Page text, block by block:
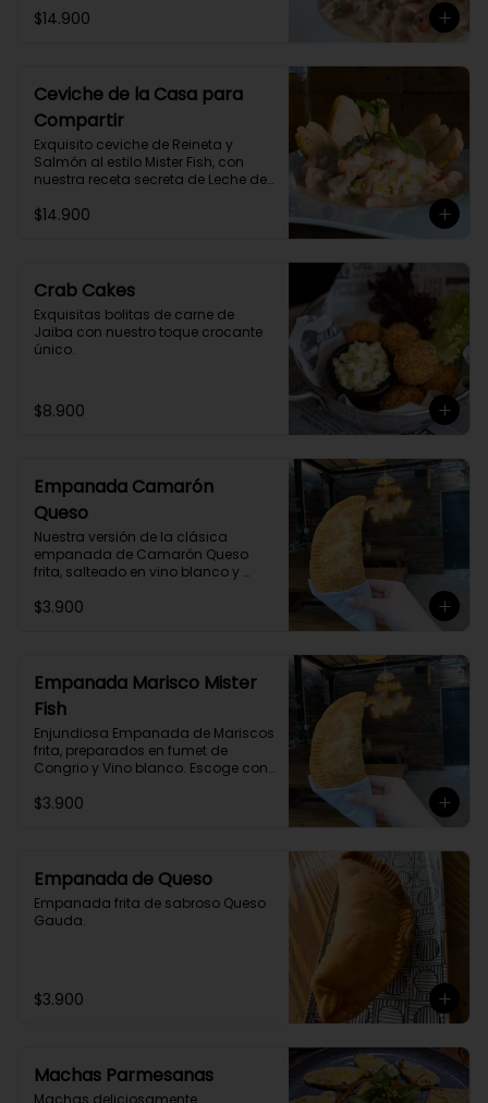
$14.900
Ceviche de la Casa para
Compartir
Exquisito ceviche de Reineta y
Salmón al estilo Mister Fish, con
nuestra receta secreta de Leche de
$14.900
Crab Cakes
Exquisitas bolitas de carne de
Jaiba con nuestro toque crocante
único.
$8.900
Empanada Camarón
Queso
Nuestra versión de la clásica
empanada de Camarón Queso
frita, salteado en vino blanco y
$3.900
Empanada Marisco Mister
Fish
Enjundiosa Empanada de Mariscos
frita, preparados en fumet de
Congrio y Vino blanco. Escoge con
$3.900
Empanada de Queso
Empanada frita de sabroso Queso
Gauda.
$3.900
Machas Parmesanas
Machas deliciosamente